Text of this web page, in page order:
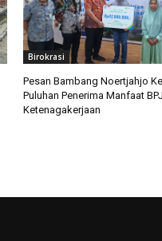
Birokrasi
Pesan Bambang Noertjahjo
Puluhan Penerima Manfaat
Ketenagakerjaan